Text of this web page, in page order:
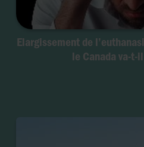
Elargissement de
le Canada va-t-